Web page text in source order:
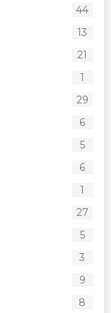
44
13
21
1
29
6
5
6
1
27
5
3
9
8